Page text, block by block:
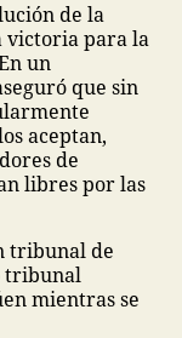
de la
victoria para la
un
que sin
aceptan,
de
libres por las
tribunal de
tribunal
mientras se